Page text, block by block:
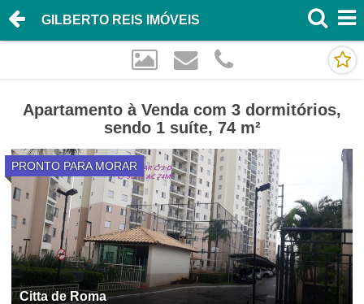
GILBERTO REIS IMÓVEIS
Apartamento à Venda com 3 dormitórios,
sendo 1 suíte, 74 m²
PRONTO PARA MORAR
Citta de Roma